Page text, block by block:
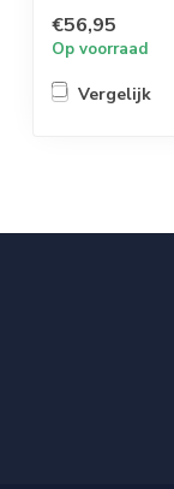
€56,95
Op voorraad
Vergelijk